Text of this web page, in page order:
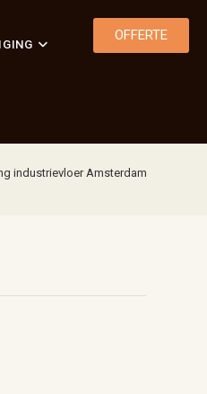
OFFERTE
industrievloer Amsterdam